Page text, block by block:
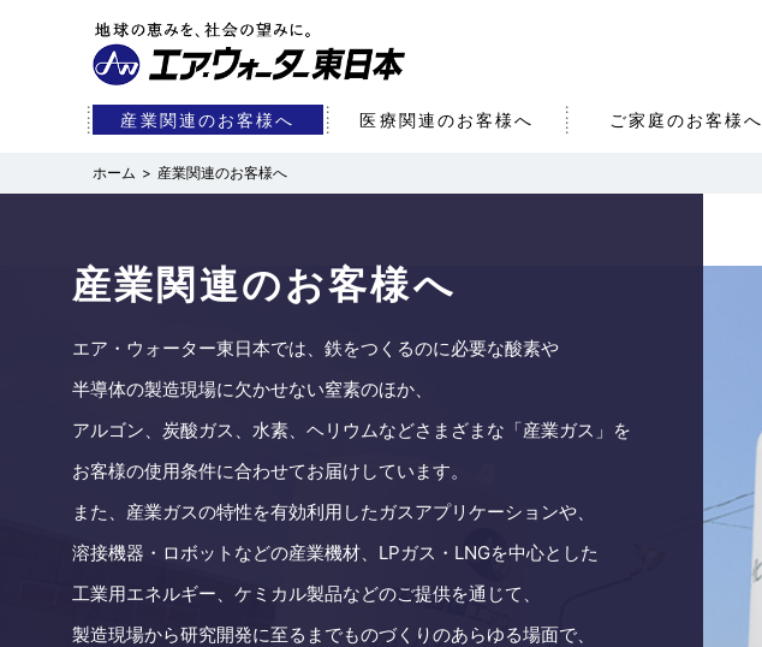
産業関連のお客様へ
産業関連のお客様へ
エア・ウォーター東日本では、鉄をつくるのに必要な酸素や
半導体の製造現場に欠かせない窒素のほか、
アルゴン、炭酸ガス、水素、ヘリウムなどさまざまな「産業ガス」を
お客様の使用条件に合わせてお届けしています。
また、産業ガスの特性を有効利用したガスアプリケーションや、
溶接機器・ロボットなどの産業機材、LPガス・LNGを中心とした
工業用エネルギー、ケミカル製品などのご提供を通じて、
製造現場から研究開発に至るまでものづくりのあらゆる場面で、
産業関連のお客様へ 医療関連のお客様へ ご家庭のお客様へ